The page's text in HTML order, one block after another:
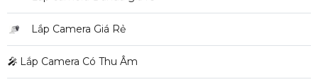
Lắp Camera Giá Rẻ
️🎤️ Lắp Camera Có Thu Âm